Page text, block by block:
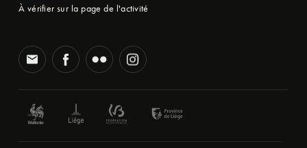
À vérifier sur la page de l'activité